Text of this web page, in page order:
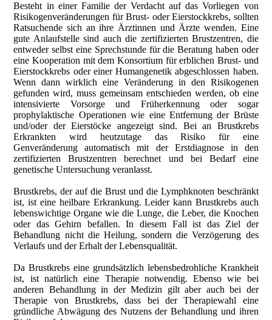
Besteht in einer Familie der Verdacht auf das Vorliegen von
Risikogenveränderungen für Brust- oder Eierstockkrebs, sollten
Ratsuchende sich an ihre Ärztinnen und Ärzte wenden. Eine
gute Anlaufstelle sind auch die zertifizierten Brustzentren, die
entweder selbst eine Sprechstunde für die Beratung haben oder
eine Kooperation mit dem Konsortium für erblichen Brust- und
Eierstockkrebs oder einer Humangenetik abgeschlossen haben.
Wenn dann wirklich eine Veränderung in den Risikogenen
gefunden wird, muss gemeinsam entschieden werden, ob eine
intensivierte Vorsorge und Früherkennung oder sogar
prophylaktische Operationen wie eine Entfernung der Brüste
und/oder der Eierstöcke angezeigt sind. Bei an Brustkrebs
Erkrankten wird heutzutage das Risiko für eine
Genveränderung automatisch mit der Erstdiagnose in den
zertifizierten Brustzentren berechnet und bei Bedarf eine
genetische Untersuchung veranlasst.
Brustkrebs, der auf die Brust und die Lymphknoten beschränkt
ist, ist eine heilbare Erkrankung. Leider kann Brustkrebs auch
lebenswichtige Organe wie die Lunge, die Leber, die Knochen
oder das Gehirn befallen. In diesem Fall ist das Ziel der
Behandlung nicht die Heilung, sondern die Verzögerung des
Verlaufs und der Erhalt der Lebensqualität.
Da Brustkrebs eine grundsätzlich lebensbedrohliche Krankheit
ist, ist natürlich eine Therapie notwendig. Ebenso wie bei
anderen Behandlung in der Medizin gilt aber auch bei der
Therapie von Brustkrebs, dass bei der Therapiewahl eine
gründliche Abwägung des Nutzens der Behandlung und ihren